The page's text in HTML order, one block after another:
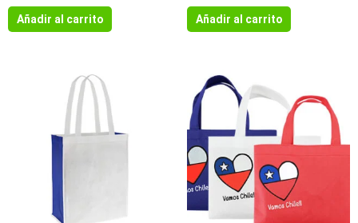
Añadir al carrito Añadir al carrito